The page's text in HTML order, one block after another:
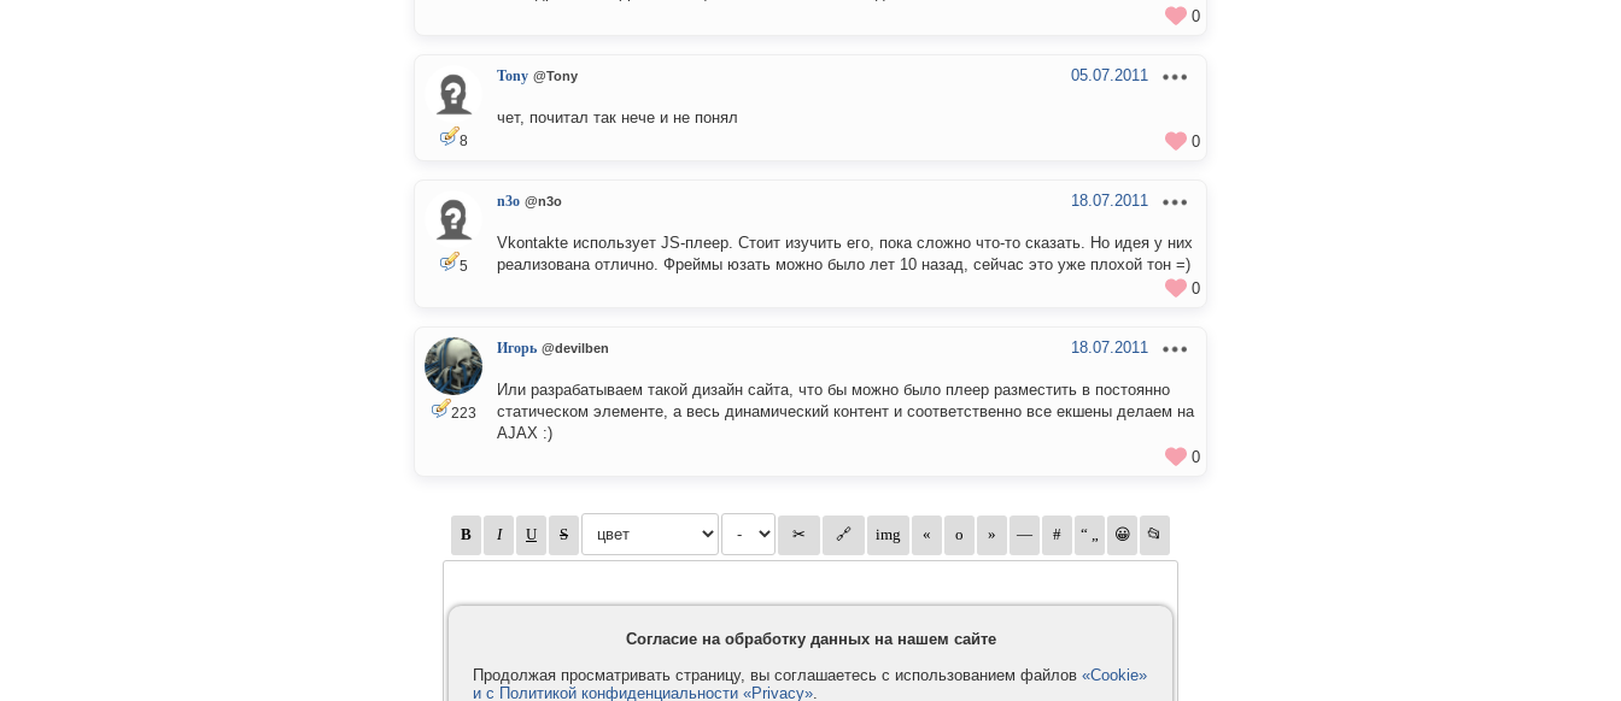
0
8
Tony @Tony 05.07.2011
чет, почитал так нече и не понял
0
5
n3o @n3o 18.07.2011
Vkontakte использует JS-плеер. Стоит изучить его, пока сложно что-то сказать. Но идея у них
реализована отлично. Фреймы юзать можно было лет 10 назад, сейчас это уже плохой тон =)
0
223
Игорь @devilben 18.07.2011
Или разрабатываем такой дизайн сайта, что бы можно было плеер разместить в постоянно
статическом элементе, а весь динамический контент и соответственно все екшены делаем на
AJAX :)
0
Согласие на обработку данных на нашем сайте
Продолжая просматривать страницу, вы соглашаетесь с использованием файлов «Cookie»
и с Политикой конфиденциальности «Privacy».